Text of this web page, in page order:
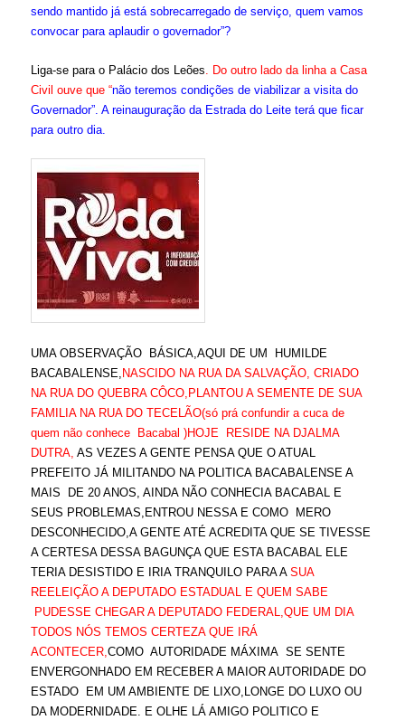
sendo mantido já está sobrecarregado de serviço, quem vamos
convocar para aplaudir o governador”?
Liga-se para o Palácio dos Leões. Do outro lado da linha a Casa
Civil ouve que “não teremos condições de viabilizar a visita do
Governador”. A reinauguração da Estrada do Leite terá que ficar
para outro dia.
UMA OBSERVAÇÃO BÁSICA,AQUI DE UM HUMILDE
BACABALENSE, NASCIDO NA RUA DA SALVAÇÃO, CRIADO
NA RUA DO QUEBRA CÔCO,PLANTOU A SEMENTE DE SUA
FAMILIA NA RUA DO TECELÃO(só prá confundir a cuca de
quem não conhece Bacabal )HOJE RESIDE NA DJALMA
DUTRA, AS VEZES A GENTE PENSA QUE O ATUAL
PREFEITO JÁ MILITANDO NA POLITICA BACABALENSE A
MAIS DE 20 ANOS, AINDA NÃO CONHECIA BACABAL E
SEUS PROBLEMAS,ENTROU NESSA E COMO MERO
DESCONHECIDO,A GENTE ATÉ ACREDITA QUE SE TIVESSE
A CERTESA DESSA BAGUNÇA QUE ESTA BACABAL ELE
TERIA DESISTIDO E IRIA TRANQUILO PARA ASUA
REELEIÇÃO A DEPUTADO ESTADUAL E QUEM SABE
PUDESSE CHEGAR A DEPUTADO FEDERAL,QUE UM DIA
TODOS NÓS TEMOS CERTEZA QUE IRÁ
ACONTECER,COMO AUTORIDADE MÁXIMA SE SENTE
ENVERGONHADO EM RECEBER A MAIOR AUTORIDADE DO
ESTADO EM UM AMBIENTE DE LIXO,LONGE DO LUXO OU
DA MODERNIDADE. E OLHE LÁ AMIGO POLITICO E